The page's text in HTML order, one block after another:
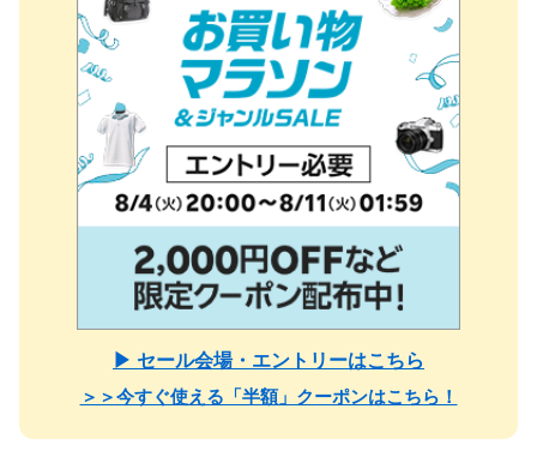
▶ セール会場・エントリーはこちら
＞＞今すぐ使える「半額」クーポンはこちら！